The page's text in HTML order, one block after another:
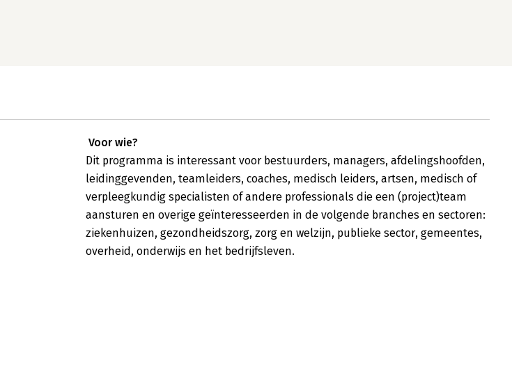
Voor wie?
Dit programma is interessant voor bestuurders, managers, afdelingshoofden,
leidinggevenden, teamleiders, coaches, medisch leiders, artsen, medisch of
verpleegkundig specialisten of andere professionals die een (project)team
aansturen en overige geïnteresseerden in de volgende branches en sectoren:
ziekenhuizen, gezondheidszorg, zorg en welzijn, publieke sector, gemeentes,
overheid, onderwijs en het bedrijfsleven.